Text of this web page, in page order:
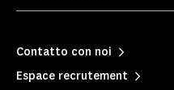
Contatto con noi
Espace recrutement